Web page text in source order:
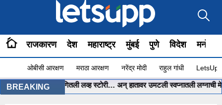
राजकारण देश महाराष्ट्र मुंबई पुणे विदेश
ओबीसी आरक्षण मराठा आरक्षण नरेंद्र मोदी राहुल गांधी
BREAKING
ला सांगितली लव्ह स्टोरी… अन् हातावर उमटली स्वप्नातली लग्नाची मेहेंदी…